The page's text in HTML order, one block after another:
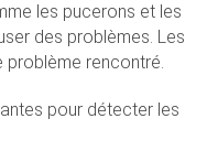
les pucerons et les
des problèmes. Les
problème rencontré.
pour détecter les